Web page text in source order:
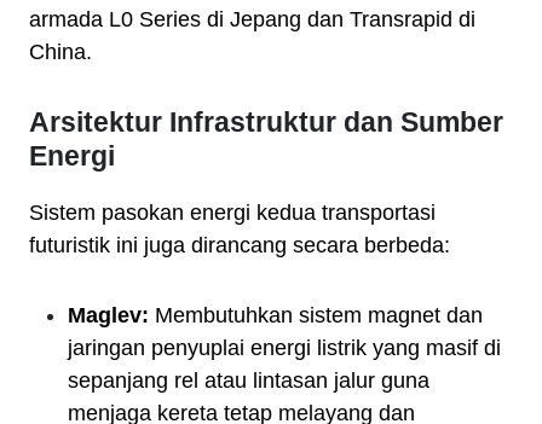
armada L0 Series di Jepang dan Transrapid di
China.
Arsitektur Infrastruktur dan Sumber
Energi
Sistem pasokan energi kedua transportasi
futuristik ini juga dirancang secara berbeda:
Maglev: Membutuhkan sistem magnet dan
jaringan penyuplai energi listrik yang masif di
sepanjang rel atau lintasan jalur guna
menjaga kereta tetap melayang dan